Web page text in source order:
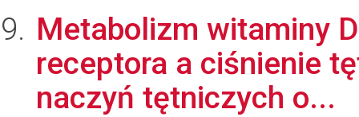
Metabolizm witaminy
receptora a ciśnienie
naczyń tętniczych o...